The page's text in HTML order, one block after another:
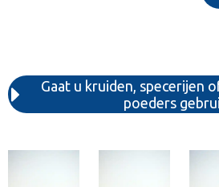
Gaat u kruiden, specerijen
poeders